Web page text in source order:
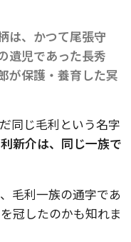
は、かつて尾張守
遺児であった長秀
が保護・養育した冥
同じ毛利という名字
新介は、同じ一族で
毛利一族の通字であ
冠したのかも知れま